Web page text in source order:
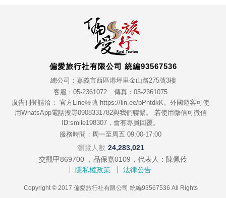
偏愛旅行社有限公司 統編93567536
總公司：嘉義市西區港坪里金山路275號3樓
客服：05-2361072
傳真：05-2361075
廣告刊登請洽： 官方Line帳號 https://lin.ee/pPntdkK。外國遊客可使
用WhatsApp電話搜尋0908331782與我們聯繫。 若使用微信可微信
ID:smile198307，會有專員回覆。
服務時間：周一至周五 09:00-17:00
瀏覽人數 24,283,021
交觀甲869700 ，品保嘉0109，代表人：陳佩伶
隱私權政策
法律公告
Copyright © 2017 偏愛旅行社有限公司 統編93567536 All Rights